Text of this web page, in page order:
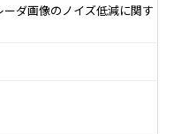
ダ画像のノイズ低減に関す